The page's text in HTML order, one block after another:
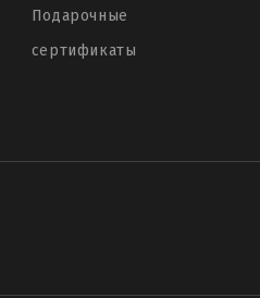
Подарочные
сертификаты